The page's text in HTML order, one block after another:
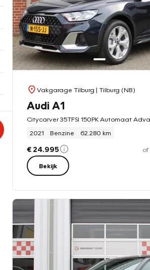
Vakgarage Tilburg | Tilburg (NB)
Audi A1
Citycarver 35TFSI 150PK Automaat
2021
Benzine 62.280 km
€ 24.995 of
Bekijk